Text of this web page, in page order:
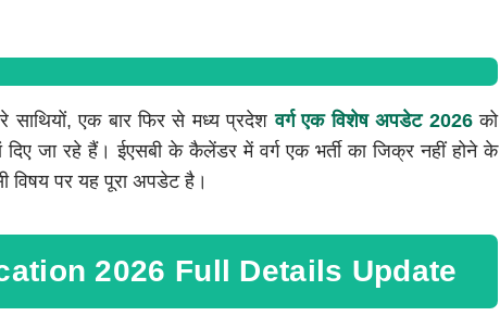
साथियों, एक बार फिर से मध्य प्रदेशवर्ग एक विशेष अपडेट 2026को
जा रहे हैं। ईएसबी के कैलेंडर में वर्ग एक भर्ती का जिक्र नहीं होने के
विषय पर यह पूरा अपडेट है।
2026 Full Details Update